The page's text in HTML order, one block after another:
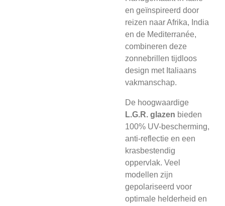
en geïnspireerd door
reizen naar Afrika, India
en de Mediterranée,
combineren deze
zonnebrillen tijdloos
design met Italiaans
vakmanschap.
De hoogwaardige
L.G.R. glazen bieden
100% UV-bescherming,
anti-reflectie en een
krasbestendig
oppervlak. Veel
modellen zijn
gepolariseerd voor
optimale helderheid en